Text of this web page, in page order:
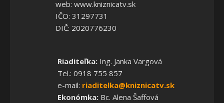
web: www.kniznicatv.sk
IČO: 31297731
DIČ: 2020776230
Riaditeľka:Ing. Janka Vargová
Tel.: 0918 755 857
e-mail: riaditelka@kniznicatv.sk
Ekonómka:Bc. Alena Šaffová